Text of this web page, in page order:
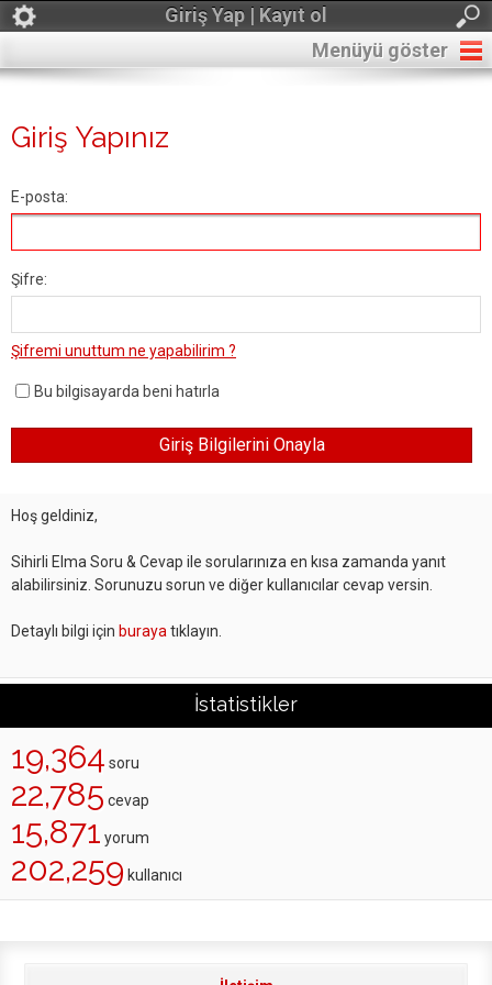
Giriş Yap | Kayıt ol
Menüyü göster
Giriş Yapınız
E-posta:
Şifre:
Şifremi unuttum ne yapabilirim ?
Bu bilgisayarda beni hatırla
Hoş geldiniz,
Sihirli Elma Soru & Cevap ile sorularınıza en kısa zamanda yanıt
alabilirsiniz. Sorunuzu sorun ve diğer kullanıcılar cevap versin.
Detaylı bilgi için buraya tıklayın.
İstatistikler
19,364 soru
22,785 cevap
15,871 yorum
202,259 kullanıcı